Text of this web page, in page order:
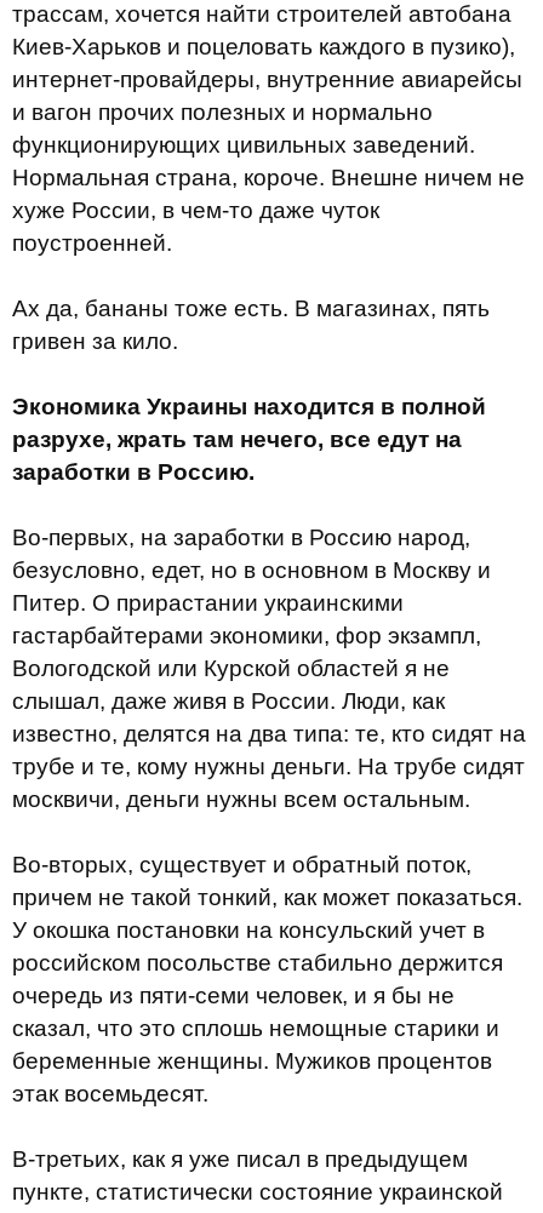
трассам, хочется найти строителей автобана
Киев-Харьков и поцеловать каждого в пузико),
интернет-провайдеры, внутренние авиарейсы
и вагон прочих полезных и нормально
функционирующих цивильных заведений.
Нормальная страна, короче. Внешне ничем не
хуже России, в чем-то даже чуток
поустроенней.
Ах да, бананы тоже есть. В магазинах, пять
гривен за кило.
Экономика Украины находится в полной
разрухе, жрать там нечего, все едут на
заработки в Россию.
Во-первых, на заработки в Россию народ,
безусловно, едет, но в основном в Москву и
Питер. О прирастании украинскими
гастарбайтерами экономики, фор экзампл,
Вологодской или Курской областей я не
слышал, даже живя в России. Люди, как
известно, делятся на два типа: те, кто сидят на
трубе и те, кому нужны деньги. На трубе сидят
москвичи, деньги нужны всем остальным.
Во-вторых, существует и обратный поток,
причем не такой тонкий, как может показаться.
У окошка постановки на консульский учет в
российском посольстве стабильно держится
очередь из пяти-семи человек, и я бы не
сказал, что это сплошь немощные старики и
беременные женщины. Мужиков процентов
этак восемьдесят.
В-третьих, как я уже писал в предыдущем
пункте, статистически состояние украинской